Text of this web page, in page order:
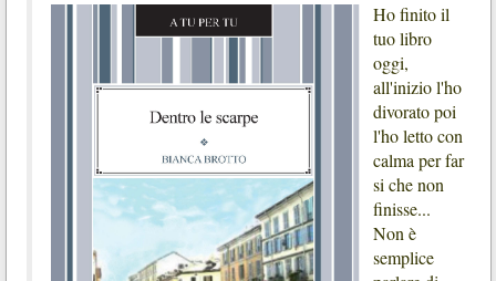
Ho finito il
tuo libro
oggi,
all'inizio l'ho
divorato poi
l'ho letto con
calma per far
si che non
finisse...
Non è
semplice